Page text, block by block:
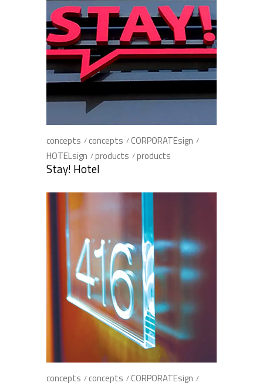
concepts concepts
CORPORATEsign
HOTELsign
products products
Stay! Hotel
concepts concepts
CORPORATEsign